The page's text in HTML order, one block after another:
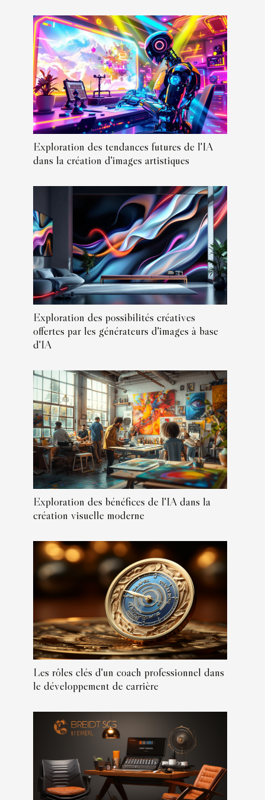
Exploration des tendances futures de l'IA
dans la création d'images artistiques
Exploration des possibilités créatives
offertes par les générateurs d'images à base
d'IA
Exploration des bénéfices de l'IA dans la
création visuelle moderne
Les rôles clés d'un coach professionnel dans
le développement de carrière